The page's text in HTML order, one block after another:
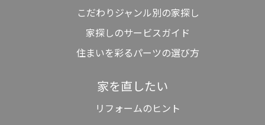
こだわりジャンル別の家探し
家探しのサービスガイド
住まいを彩るパーツの選び方
家を直したい
リフォームのヒント